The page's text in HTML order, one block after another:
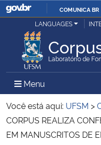
COMUNICA BR
Ministério da Justiça e Segurança
Ministério da Defesa
Ministério das Relações Exteriores
Ministério da Economia
LANGUAGES
Laboratório de
Menu Menu
Você está aqui: UFSM >
CORPUS REALIZA
EM MANUSCRITOS DE